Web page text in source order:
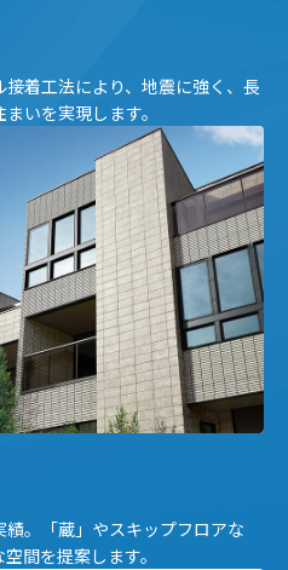
着工法により、地震に強く、長
いを実現します。
。「蔵」やスキップフロアな
間を提案します。